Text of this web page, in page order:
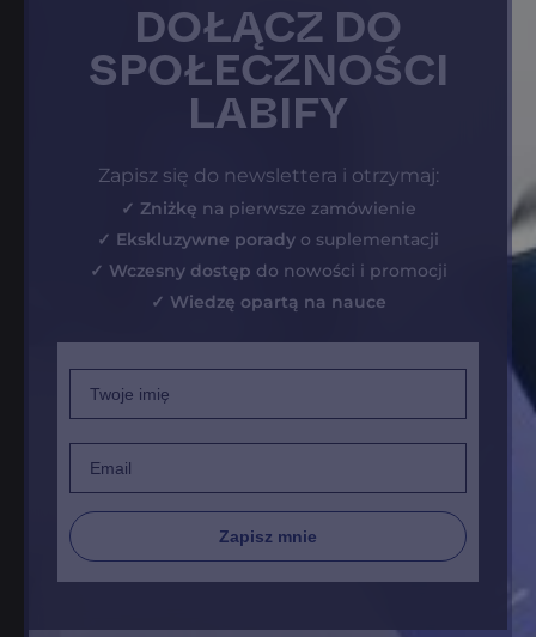
DOŁĄCZ DO
SPOŁECZNOŚCI
LABIFY
Zapisz się do newslettera i otrzymaj:
✓ Zniżkę na pierwsze zamówienie
✓ Ekskluzywne porady o suplementacji
✓ Wczesny dostęp do nowości i promocji
✓ Wiedzę opartą na nauce
Zapisz mnie